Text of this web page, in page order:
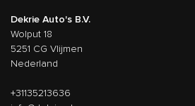
Dekrie Auto's B.V.
Wolput 18
5251 CG Vlijmen
Nederland
+31135213636